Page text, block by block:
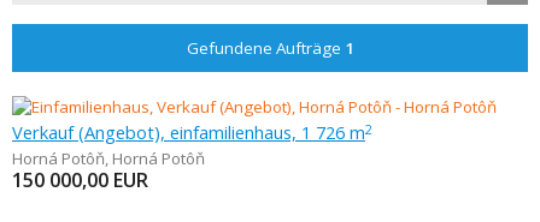
Gefundene Aufträge 1
Verkauf (Angebot), einfamilienhaus, 1 726 m2
Horná Potôň, Horná Potôň
150 000,00 EUR